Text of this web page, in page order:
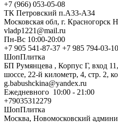
+7 (966) 053-05-08
ТК Петровский п.А33-А34
Московская обл, г. Красногорск
vladp1221@mail.ru
Пн-Вс 10:00-20:00
+7 905 541-87-37 +7 985 794-03-10
ШопПлитка
БП Румянцева , Корпус Г, вход
шоссе, 22-й километр, 4, стр. 2,
g.babushckina@yandex.ru
Ежедневного 10:00 - 21:00
+79035312279
ШопПлитка
Москва, Новомосковский